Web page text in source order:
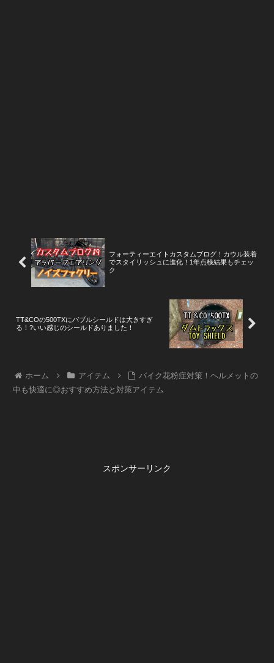
フォーティーエイトカスタムブログ！カウル装着
でスタイリッシュに進化！1年点検結果もチェッ
ク
TT&COの500TXにバブルシールドは大きすぎ
る！?いい感じのシールドありました！
ホーム アイテム
バイク花粉症対策！ヘルメットの
中も快適に◎おすすめ方法と対策アイテム
スポンサーリンク